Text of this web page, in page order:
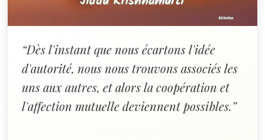
“Dès l'instant que nous écartons l'idée
d'autorité, nous nous trouvons associés les
uns aux autres, et alors la coopération et
l'affection mutuelle deviennent possibles.”